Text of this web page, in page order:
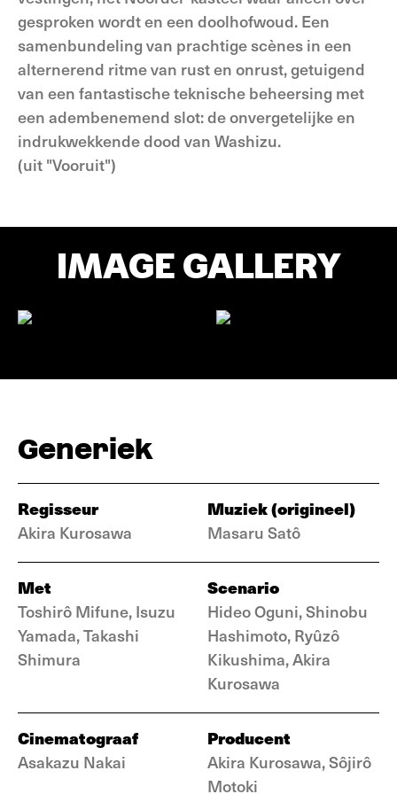
gesproken wordt en een doolhofwoud. Een
samenbundeling van prachtige scènes in een
alternerend ritme van rust en onrust, getuigend
van een fantastische teknische beheersing met
een adembenemend slot: de onvergetelijke en
indrukwekkende dood van Washizu.
(uit "Vooruit")
IMAGE GALLERY
Generiek
Regisseur
Akira Kurosawa
Muziek (origineel)
Masaru Satô
Met
Toshirô Mifune, Isuzu
Yamada, Takashi
Shimura
Scenario
Hideo Oguni, Shinobu
Hashimoto, Ryûzô
Kikushima, Akira
Kurosawa
Cinematograaf
Asakazu Nakai
Producent
Akira Kurosawa, Sôjirô
Motoki